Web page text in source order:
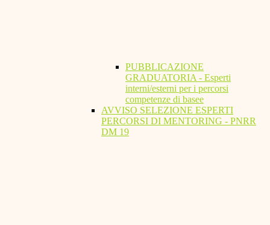
PUBBLICAZIONE
GRADUATORIA - Esperti
interni/esterni per i percorsi
competenze di basee
AVVISO SELEZIONE ESPERTI
PERCORSI DI MENTORING - PNRR
DM 19